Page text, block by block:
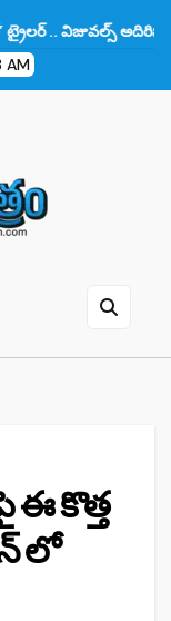
అదిరిపోయాయి కానీ ఆ
AM
ఈ కొత్త
లో